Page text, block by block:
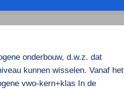
onderbouw, d.w.z. dat
kunnen wisselen. Vanaf het
vwo-kern+klas In de